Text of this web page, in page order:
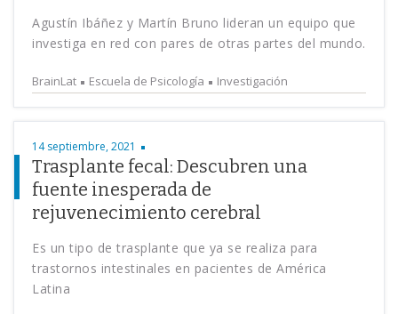
Agustín Ibáñez y Martín Bruno lideran un equipo que
investiga en red con pares de otras partes del mundo.
BrainLat Escuela de Psicología Investigación
14 septiembre, 2021
Trasplante fecal: Descubren una
fuente inesperada de
rejuvenecimiento cerebral
Es un tipo de trasplante que ya se realiza para
trastornos intestinales en pacientes de América
Latina